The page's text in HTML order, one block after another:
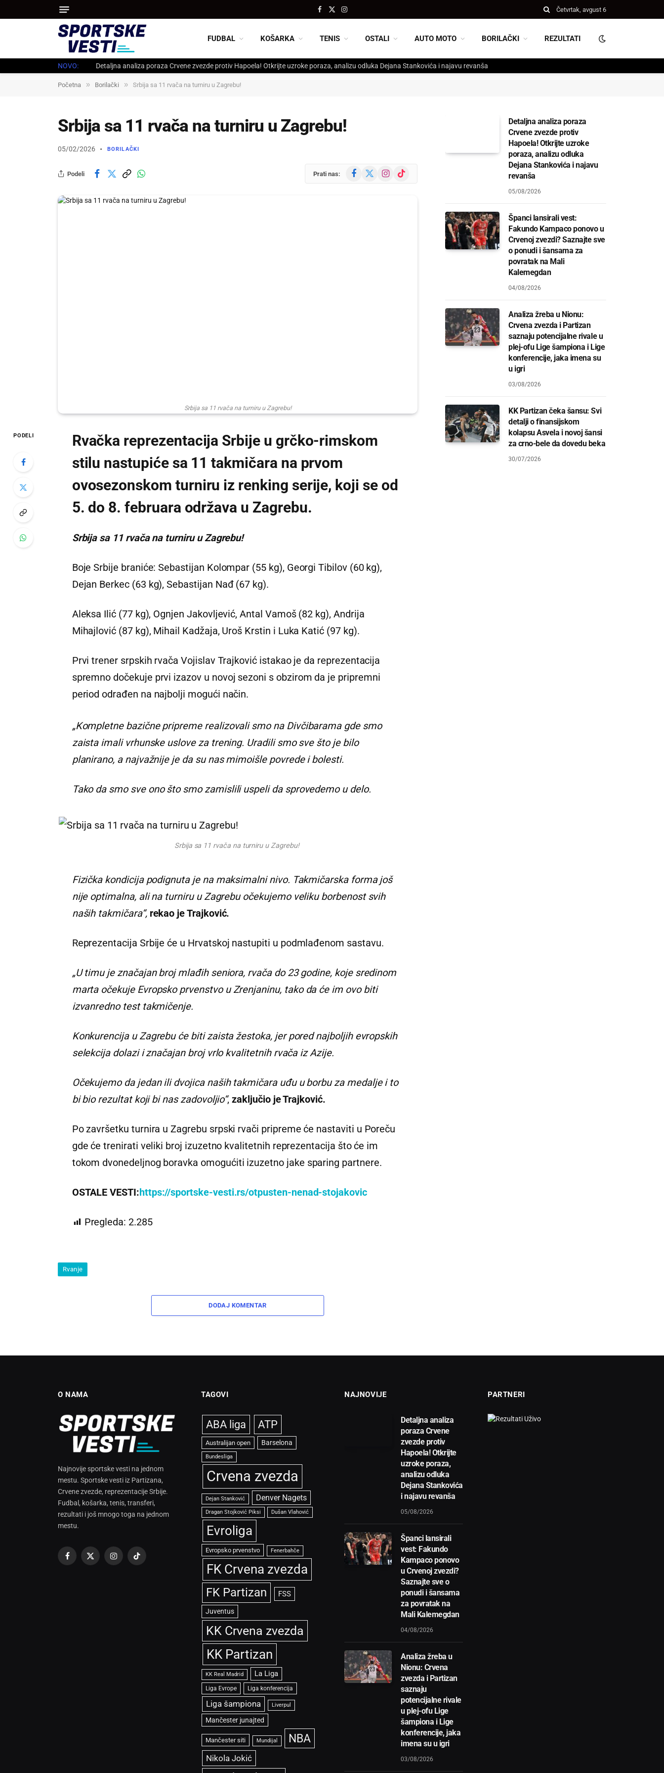
Facebook
X
Instagram
Četvrtak, avgust 6
FUDBAL KOŠARKA TENIS OSTALI AUTO MOTO BORILAČKI REZULTATI
NOVO: Detaljna analiza poraza Crvene zvezde protiv Hapoela! Otkrijte uzroke poraza, analizu odluka Dejana Stankovića i najavu revanša
Početna » Borilački » Srbija sa 11 rvača na turniru u Zagrebu!
Srbija sa 11 rvača na turniru u Zagrebu!
05/02/2026 BORILAČKI
Podeli Prati nas: Facebook Instagram
TikTok
Srbija sa 11 rvača na turniru u Zagrebu!
PODELI
Rvačka reprezentacija Srbije u grčko-rimskom
stilu nastupiće sa 11 takmičara na prvom
ovosezonskom turniru iz renking serije, koji se od
5. do 8. februara održava u Zagrebu.
Srbija sa 11 rvača na turniru u Zagrebu!
Boje Srbije braniće: Sebastijan Kolompar (55 kg), Georgi Tibilov (60 kg),
Dejan Berkec (63 kg), Sebastijan Nađ (67 kg).
Aleksa Ilić (77 kg), Ognjen Jakovljević, Antal Vamoš (82 kg), Andrija
Mihajlović (87 kg), Mihail Kadžaja, Uroš Krstin i Luka Katić (97 kg).
Prvi trener srpskih rvača Vojislav Trajković istakao je da reprezentacija
spremno dočekuje prvi izazov u novoj sezoni s obzirom da je pripremni
period odrađen na najbolji mogući način.
„Kompletne bazične pripreme realizovali smo na Divčibarama gde smo
zaista imali vrhunske uslove za trening. Uradili smo sve što je bilo
planirano, a najvažnije je da su nas mimoišle povrede i bolesti.
Tako da smo sve ono što smo zamislili uspeli da sprovedemo u delo.
Srbija sa 11 rvača na turniru u Zagrebu!
Fizička kondicija podignuta je na maksimalni nivo. Takmičarska forma još
nije optimalna, ali na turniru u Zagrebu očekujemo veliku borbenost svih
naših takmičara“, rekao je Trajković.
Reprezentacija Srbije će u Hrvatskoj nastupiti u podmlađenom sastavu.
„U timu je značajan broj mlađih seniora, rvača do 23 godine, koje sredinom
marta očekuje Evropsko prvenstvo u Zrenjaninu, tako da će im ovo biti
izvanredno test takmičenje.
Konkurencija u Zagrebu će biti zaista žestoka, jer pored najboljih evropskih
selekcija dolazi i značajan broj vrlo kvalitetnih rvača iz Azije.
Očekujemo da jedan ili dvojica naših takmičara uđu u borbu za medalje i to
bi bio rezultat koji bi nas zadovoljio“,zaključio je Trajković.
Po završetku turnira u Zagrebu srpski rvači pripreme će nastaviti u Poreču
gde će trenirati veliki broj izuzetno kvalitetnih reprezentacija što će im
tokom dvonedeljnog boravka omogućiti izuzetno jake sparing partnere.
OSTALE VESTI:https://sportske-vesti.rs/otpusten-nenad-stojakovic
Pregleda: 2.285
Rvanje
DODAJ KOMENTAR
Detaljna analiza poraza
Crvene zvezde protiv
Hapoela! Otkrijte uzroke
poraza, analizu odluka
Dejana Stankovića i najavu
revanša
05/08/2026
Španci lansirali vest:
Fakundo Kampaco ponovo u
Crvenoj zvezdi? Saznajte sve
o ponudi i šansama za
povratak na Mali
Kalemegdan
04/08/2026
Analiza žreba u Nionu:
Crvena zvezda i Partizan
saznaju potencijalne rivale u
plej-ofu Lige šampiona i Lige
konferencije, jaka imena su
u igri
03/08/2026
KK Partizan čeka šansu: Svi
detalji o finansijskom
kolapsu Asvela i novoj šansi
za crno-bele da dovedu beka
30/07/2026
O NAMA
Najnovije sportske vesti na jednom
mestu. Sportske vesti iz Partizana,
Crvene zvezde, reprezentacije Srbije.
Fudbal, košarka, tenis, transferi,
rezultati i još mnogo toga na jednom
mestu.
Facebook
X
InstagramTikTok
TAGOVI
ABA liga ATP
Australijan open Barselona
Bundesliga
Crvena zvezda
Dejan Stanković Denver Nagets
Dragan Stojković Piksi Dušan Vlahović
Evroliga
Evropsko prvenstvo Fenerbahče
FK Crvena zvezda
FK Partizan FSS
Juventus
KK Crvena zvezda
KK Partizan
KK Real Madrid La Liga
Liga Evrope Liga konferencija
Liga šampiona Liverpul
Mančester junajted
Mančester siti Mundijal NBA
Nikola Jokić
NAJNOVIJE
Detaljna analiza
poraza Crvene
zvezde protiv
Hapoela! Otkrijte
uzroke poraza,
analizu odluka
Dejana Stankovića
i najavu revanša
05/08/2026
Španci lansirali
vest: Fakundo
Kampaco ponovo
u Crvenoj zvezdi?
Saznajte sve o
ponudi i šansama
za povratak na
Mali Kalemegdan
04/08/2026
Analiza žreba u
Nionu: Crvena
zvezda i Partizan
saznaju
potencijalne rivale
u plej-ofu Lige
šampiona i Lige
konferencije, jaka
imena su u igri
03/08/2026
PARTNERI